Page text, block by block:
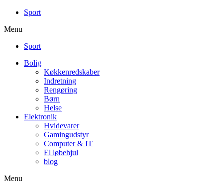
Sport
Menu
Sport
Bolig
Køkkenredskaber
Indretning
Rengøring
Børn
Helse
Elektronik
Hvidevarer
Gamingudstyr
Computer & IT
El løbehjul
blog
Menu